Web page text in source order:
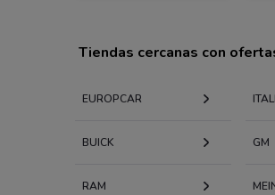
Tiendas cercanas con
EUROPCAR
BUICK GM
RAM